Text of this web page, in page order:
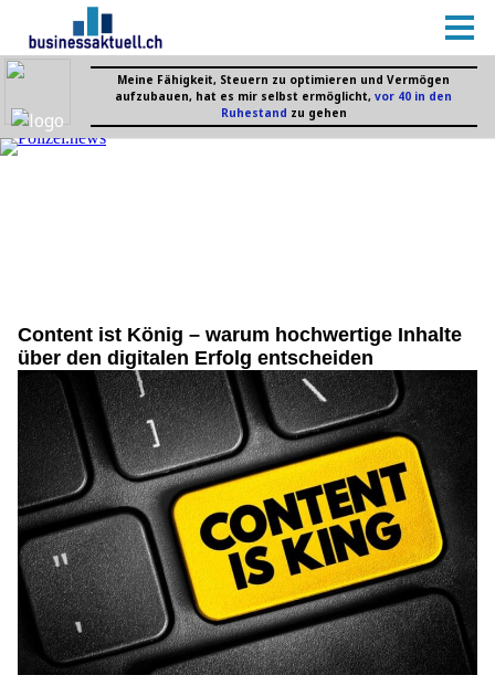
Content ist König – warum hochwertige Inhalte
über den digitalen Erfolg entscheiden